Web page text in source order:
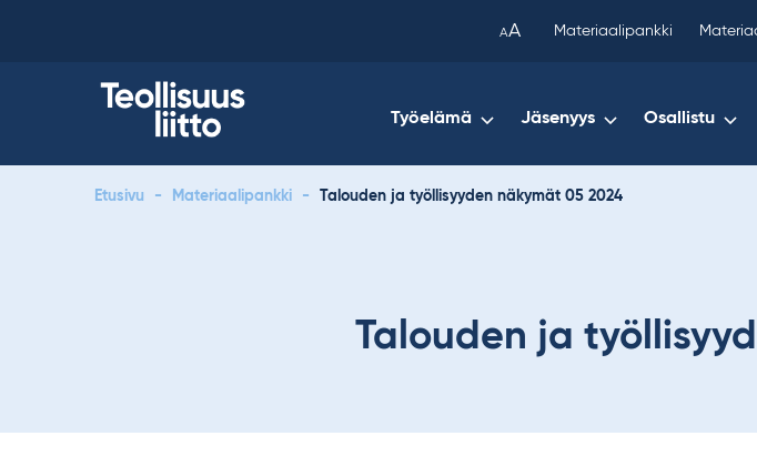
AA Materiaalipankki
Työelämä Jäsenyys Osallistu
Etusivu - Materiaalipankki - Talouden ja työllisyyden näkymät 05 2024
Talouden ja
copied
your
clipboard.)